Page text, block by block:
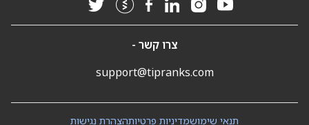
צרו קשר -
support@tipranks.com
הצהרת נגישותמדיניות פרטיותתנאי שימוש